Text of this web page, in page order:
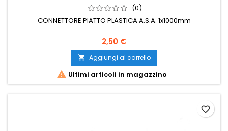
(0)
CONNETTORE PIATTO PLASTICA A.S.A. 1x1000mm
2,50 €
 Aggiungi al carrello
 Ultimi articoli in magazzino
favorite_border